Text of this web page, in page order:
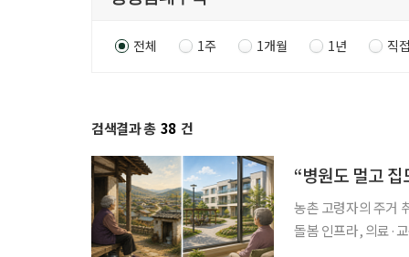
전체 1주 1개월 1년 직
검색결과 총 38 건
“병원도 멀고
농촌 고령자의 주거
돌봄 인프라, 의료·